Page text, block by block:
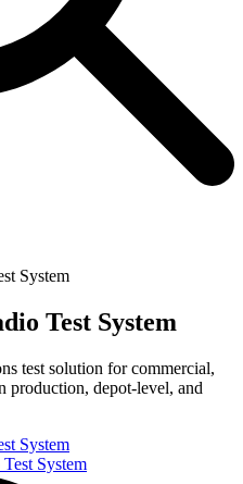
System
Test System
test solution for commercial,
production, depot-level, and
System